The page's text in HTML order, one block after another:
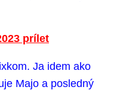
prílet
Ja idem ako
Majo a posledný